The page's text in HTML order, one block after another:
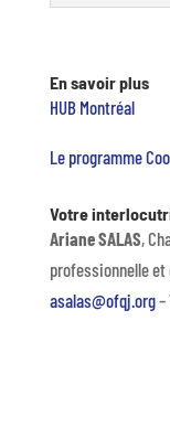
En savoir plus
HUB Montréal
Le programme
Votre
Ariane SALAS,
professionnelle
asalas@ofqj.org–